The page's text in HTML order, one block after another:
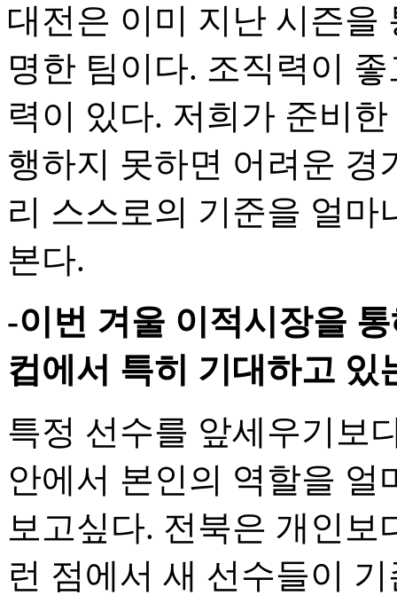
대전은 이미 지난 시즌을
명한 팀이다. 조직력이
력이 있다. 저희가 준비
행하지 못하면 어려운 경
리 스스로의 기준을 얼
본다.
-이번 겨울 이적시장을
컵에서 특히 기대하고 있
특정 선수를 앞세우기보
안에서 본인의 역할을
보고싶다. 전북은 개인보
런 점에서 새 선수들이